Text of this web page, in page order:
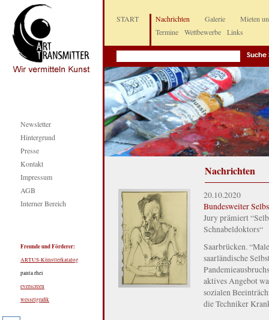
Newsletter
Hintergrund
Presse
Kontakt
Impressum
AGB
Interner Bereich
Freunde und Förderer:
ARTUS-Künstlerkatalog
panta rhei
everscreen
wesselgrafik
START
Nachrichten
Termine
Wettbewerbe Links
Galerie Mieten
Nachrichten
20.10.2020
Bundesweiter
Jury prämiert
Schnabeldoktors“
Saarbrücken.
saarländische
aktives Angebot
sozialen
die Techniker